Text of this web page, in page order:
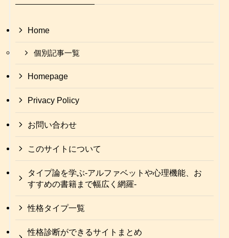
Home
個別記事一覧
Homepage
Privacy Policy
お問い合わせ
このサイトについて
タイプ論を学ぶ-アルファベットや心理機能、お
すすめの書籍まで幅広く網羅-
性格タイプ一覧
性格診断ができるサイトまとめ